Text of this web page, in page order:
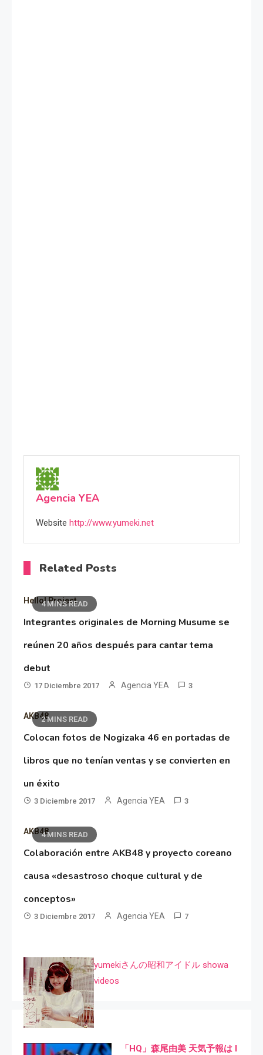
Agencia YEA
Website http://www.yumeki.net
Related Posts
4 MINS READ
Hello! Project
Integrantes originales de Morning Musume se
reúnen 20 años después para cantar tema
debut
17 Diciembre 2017 Agencia YEA 3
2 MINS READ
AKB48
Colocan fotos de Nogizaka 46 en portadas de
libros que no tenían ventas y se convierten en
un éxito
3 Diciembre 2017 Agencia YEA 3
4 MINS READ
AKB48
Colaboración entre AKB48 y proyecto coreano
causa «desastroso choque cultural y de
conceptos»
3 Diciembre 2017 Agencia YEA 7
yumekiさんの昭和アイドル showa
videos
「HQ」森尾由美 天気予報は I